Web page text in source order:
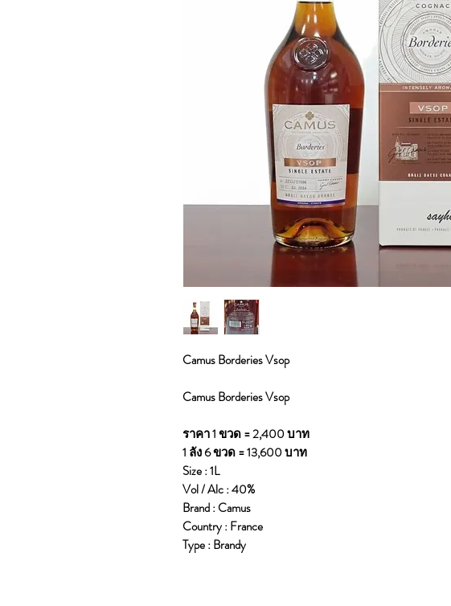
Camus Borderies Vsop
Camus Borderies Vsop
ราคา 1 ขวด = 2,400 บาท
1 ลัง 6 ขวด = 13,600 บาท
Size : 1L
Vol / Alc : 40%
Brand : Camus
Country : France
Type : Brandy